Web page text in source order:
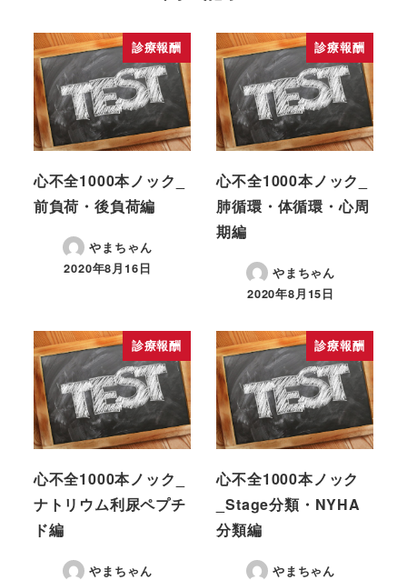
診療報酬
心不全1000本ノック_
前負荷・後負荷編
やまちゃん
2020年8月16日
診療報酬
心不全1000本ノック_
肺循環・体循環・心周
期編
やまちゃん
2020年8月15日
診療報酬
心不全1000本ノック_
ナトリウム利尿ペプチ
ド編
やまちゃん
診療報酬
心不全1000本ノック
_Stage分類・NYHA
分類編
やまちゃん